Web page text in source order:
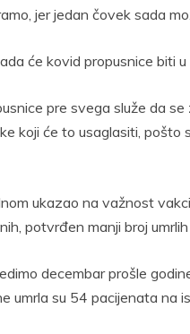
jer jedan čovek sada
će kovid propusnice biti
pre svega služe da
koji će to usaglasiti, pošto
ukazao na važnost
potvrđen manji broj
decembar prošle
umrla su 54 pacijenata na